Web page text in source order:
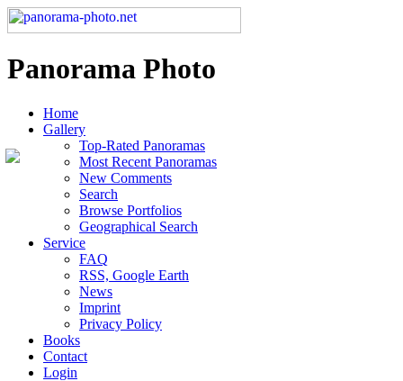
Panorama Photo
Home
Gallery
Top-Rated Panoramas
Most Recent Panoramas
New Comments
Search
Browse Portfolios
Geographical Search
Service
FAQ
RSS, Google Earth
News
Imprint
Privacy Policy
Books
Contact
Login